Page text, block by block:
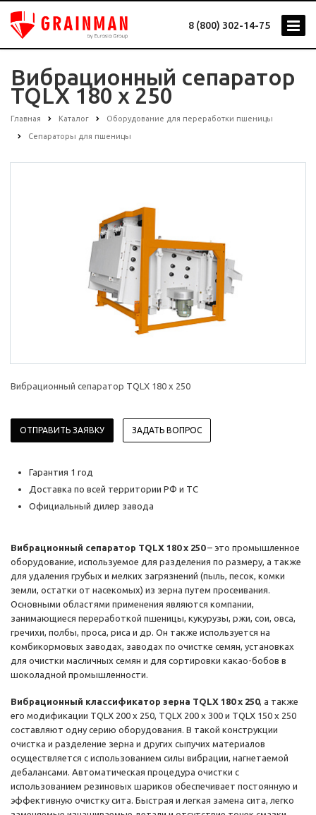
8 (800) 302-14-75
Вибрационный сепаратор
TQLX 180 x 250
Главная Каталог Оборудование для переработки пшеницы
Сепараторы для пшеницы
Вибрационный сепаратор TQLX 180 x 250
ОТПРАВИТЬ ЗАЯВКУ ЗАДАТЬ ВОПРОС
Гарантия 1 год
Доставка по всей территории РФ и ТС
Официальный дилер завода
Вибрационный сепаратор TQLX 180 x 250– это промышленное
оборудование, используемое для разделения по размеру, а также
для удаления грубых и мелких загрязнений (пыль, песок, комки
земли, остатки от насекомых) из зерна путем просеивания.
Основными областями применения являются компании,
занимающиеся переработкой пшеницы, кукурузы, ржи, сои, овса,
гречихи, полбы, проса, риса и др. Он также используется на
комбикормовых заводах, заводах по очистке семян, установках
для очистки масличных семян и для сортировки какао-бобов в
шоколадной промышленности.
Вибрационный классификатор зерна TQLX 180 x 250, а также
его модификации TQLX 200 x 250, TQLX 200 x 300 и TQLX 150 x 250
составляют одну серию оборудования. В такой конструкции
очистка и разделение зерна и других сыпучих материалов
осуществляется с использованием силы вибрации, нагнетаемой
дебалансами. Автоматическая процедура очистки с
использованием резиновых шариков обеспечивает постоянную и
эффективную очистку сита. Быстрая и легкая замена сита, легко